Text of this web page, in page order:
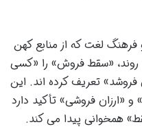
فرهنگ لغت که از منابع کهن
روند، «سقط فروش» را «کسی
فروشد» تعریف کرده اند. این
و «ارزان فروشی» تأکید دارد
همخوانی پیدا می کند.